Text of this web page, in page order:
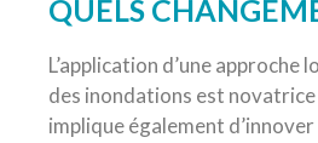
QUELS
L’application d’une approche
des inondations est
implique également d’innover